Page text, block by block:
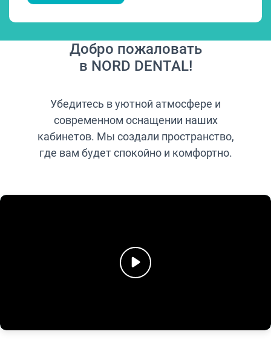
Добро пожаловать
в NORD DENTAL!
Убедитесь в уютной атмосфере и
современном оснащении наших
кабинетов. Мы создали пространство,
где вам будет спокойно и комфортно.